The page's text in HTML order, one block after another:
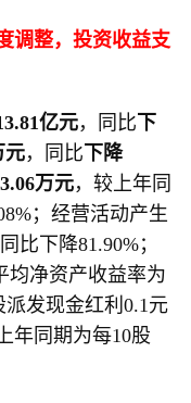
调整，投资收益支
亿元，同比 下
元，同比 下降
万元，较上年同
；经营活动产生
比下降81.90%；
均净资产收益率为
派发现金红利0.1元
年同期为每10股